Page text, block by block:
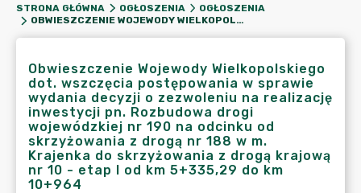
STRONA GŁÓWNA OGŁOSZENIA
OGŁOSZENIA
OBWIESZCZENIE WOJEWODY WIELKOPOLSKIEGO DOT. WSZCZĘCIA POSTĘPOWANIA W SPRAWIE WYDANIA DECYZJI O ZEZWOLENIU NA REALIZACJĘ INWESTYCJI PN. ROZBUDOWA DROGI WOJEWÓDZKIEJ NR 190 NA ODCINKU OD SKRZYŻOWANIA Z DROGĄ NR 188 W M. KRAJENKA DO SKRZYŻOWANIA Z DROGĄ KRAJOWĄ NR 10 - ETAP I OD KM 5+335,29 DO KM 10+964
Obwieszczenie Wojewody Wielkopolskiego
dot. wszczęcia postępowania w sprawie
wydania decyzji o zezwoleniu na realizację
inwestycji pn. Rozbudowa drogi
wojewódzkiej nr 190 na odcinku od
skrzyżowania z drogą nr 188 w m.
Krajenka do skrzyżowania z drogą krajową
nr 10 - etap I od km 5+335,29 do km
10+964